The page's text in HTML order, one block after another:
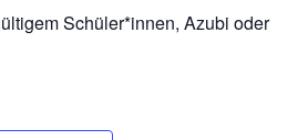
Schüler*innen, Azubi oder